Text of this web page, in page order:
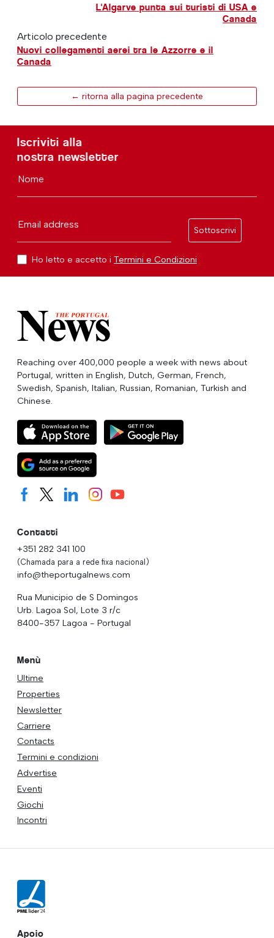
L'Algarve punta sui turisti di USA e
Canada
Articolo precedente
Nuovi collegamenti aerei tra le Azzorre e il
Canada
← ritorna alla pagina precedente
Iscriviti alla
nostra newsletter
Nome
Email address
Sottoscrivi
Ho letto e accetto i Termini e Condizioni
Reaching over 400,000 people a week with news about
Portugal, written in English, Dutch, German, French,
Swedish, Spanish, Italian, Russian, Romanian, Turkish and
Chinese.
Contatti
+351 282 341 100
(Chamada para a rede fixa nacional)
info@theportugalnews.com
Rua Municipio de S Domingos
Urb. Lagoa Sol, Lote 3 r/c
8400-357 Lagoa - Portugal
Menù
Ultime
Properties
Newsletter
Carriere
Contacts
Termini e condizioni
Advertise
Eventi
Giochi
Incontri
Apoio